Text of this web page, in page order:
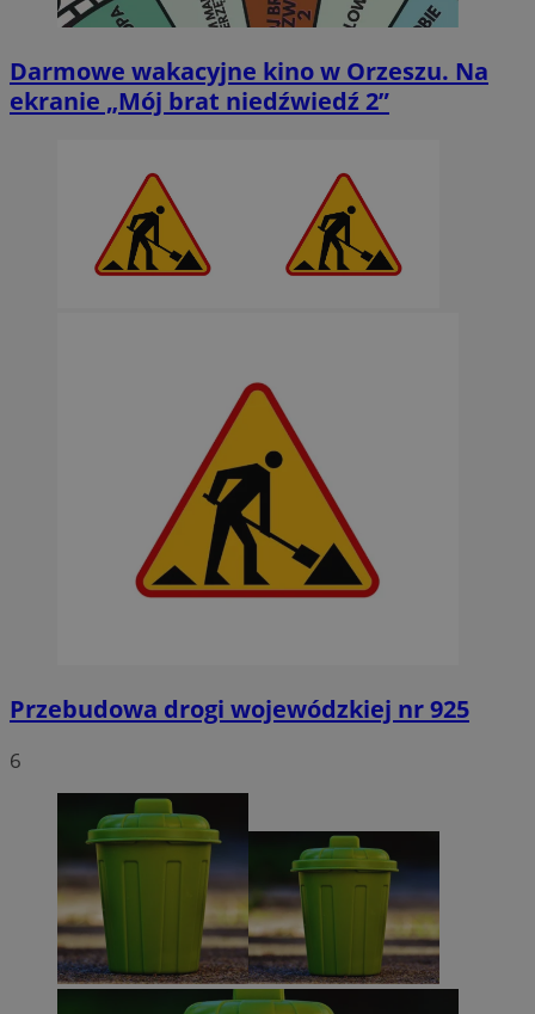
Darmowe wakacyjne kino w Orzeszu. Na
ekranie „Mój brat niedźwiedź 2”
Przebudowa drogi wojewódzkiej nr 925
6